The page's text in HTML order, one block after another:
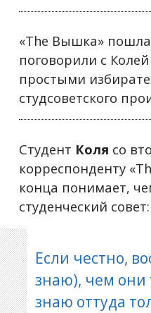
«The Вышка»
поговорили с
простыми
студсоветского
Студент Коля со
корреспонденту
конца понимает,
студенческий совет:
Если честно,
знаю), чем они
знаю оттуда